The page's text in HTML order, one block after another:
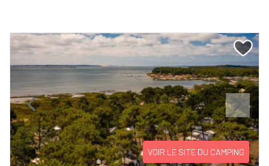
Previous Next
VOIR LE SITE DU CAMPING